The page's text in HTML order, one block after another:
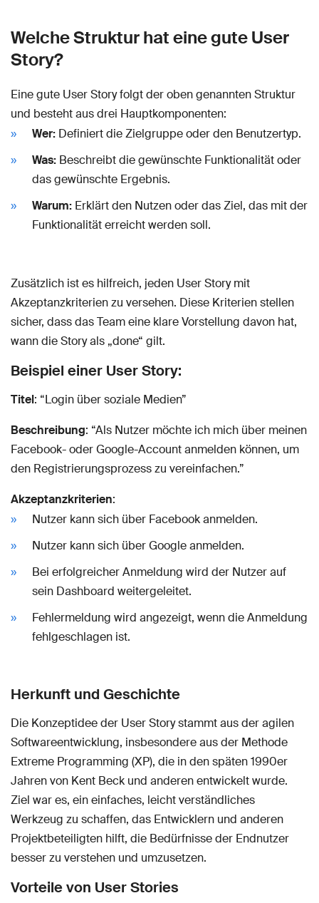
Welche Struktur hat eine gute User
Story?
Eine gute User Story folgt der oben genannten Struktur
und besteht aus drei Hauptkomponenten:
Wer: Definiert die Zielgruppe oder den Benutzertyp.
Was: Beschreibt die gewünschte Funktionalität oder
das gewünschte Ergebnis.
Warum: Erklärt den Nutzen oder das Ziel, das mit der
Funktionalität erreicht werden soll.
Zusätzlich ist es hilfreich, jeden User Story mit
Akzeptanzkriterien zu versehen. Diese Kriterien stellen
sicher, dass das Team eine klare Vorstellung davon hat,
wann die Story als „done“ gilt.
Beispiel einer User Story:
Titel: “Login über soziale Medien”
Beschreibung: “Als Nutzer möchte ich mich über meinen
Facebook- oder Google-Account anmelden können, um
den Registrierungsprozess zu vereinfachen.”
Akzeptanzkriterien:
Nutzer kann sich über Facebook anmelden.
Nutzer kann sich über Google anmelden.
Bei erfolgreicher Anmeldung wird der Nutzer auf
sein Dashboard weitergeleitet.
Fehlermeldung wird angezeigt, wenn die Anmeldung
fehlgeschlagen ist.
Herkunft und Geschichte
Die Konzeptidee der User Story stammt aus der agilen
Softwareentwicklung, insbesondere aus der Methode
Extreme Programming (XP), die in den späten 1990er
Jahren von Kent Beck und anderen entwickelt wurde.
Ziel war es, ein einfaches, leicht verständliches
Werkzeug zu schaffen, das Entwicklern und anderen
Projektbeteiligten hilft, die Bedürfnisse der Endnutzer
besser zu verstehen und umzusetzen.
Vorteile von User Stories